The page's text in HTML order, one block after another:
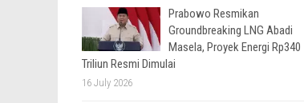
Prabowo Resmikan
Groundbreaking LNG Abadi
Masela, Proyek Energi Rp340
Triliun Resmi Dimulai
16 July 2026